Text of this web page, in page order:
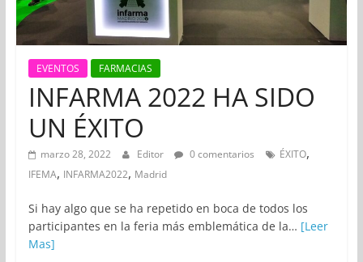
EVENTOS FARMACIAS
INFARMA 2022 HA SIDO
UN ÉXITO
marzo 28, 2022 Editor 0 comentarios ÉXITO,
IFEMA, INFARMA2022, Madrid
Si hay algo que se ha repetido en boca de todos los
participantes en la feria más emblemática de la… [Leer
Mas]